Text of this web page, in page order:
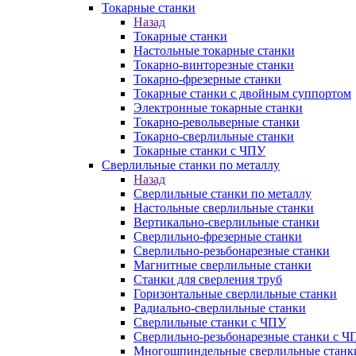
Токарные станки
Назад
Токарные станки
Настольные токарные станки
Токарно-винторезные станки
Токарно-фрезерные станки
Токарные станки с двойным суппортом
Электронные токарные станки
Токарно-револьверные станки
Токарно-сверлильные станки
Токарные станки с ЧПУ
Сверлильные станки по металлу
Назад
Сверлильные станки по металлу
Настольные сверлильные станки
Вертикально-сверлильные станки
Сверлильно-фрезерные станки
Сверлильно-резьбонарезные станки
Магнитные сверлильные станки
Станки для сверления труб
Горизонтальные сверлильные станки
Радиально-сверлильные станки
Сверлильные станки с ЧПУ
Сверлильно-резьбонарезные станки с
Многошпиндельные сверлильные